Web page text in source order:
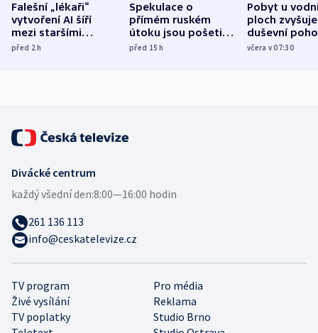
Falešní „lékaři“
vytvoření AI šíří
mezi staršími
Poláky nebezpečné
před 2h
Spekulace o
přímém ruském
útoku jsou pošetilé,
míní estonský
před 15h
Pobyt u
ploch zvyšuje
duševní
ukázala
včera v 07:30
TV program
Pro média
Živé vysílání
Reklama
TV poplatky
Studio Brno
Divácké centrum
každý všední den:8:00—16:00 hodin
261 136 113
info@ceskatelevize.cz